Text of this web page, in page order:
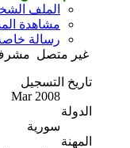
الملف
مشاهدة
رسالة
غير متصل
تاريخ التسجيل
Mar 2008
الدولة
سورية
المهنة